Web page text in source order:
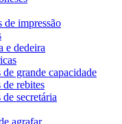
de impressão
e dedeira
de grande capacidade
de rebites
secretária
agrafar